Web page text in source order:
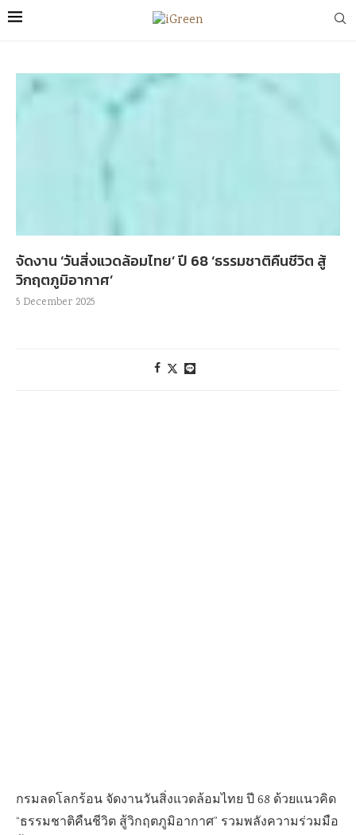
จัดงาน ‘วันสิ่งแวดล้อมไทย’ ปี 68 ‘ธรรมชาติคืนชีวิต สู้
วิกฤตภูมิอากาศ’
5 December 2025
กรมลดโลกร้อน จัดงานวันสิ่งแวดล้อมไทย ปี 68 ด้วยแนวคิด
“ธรรมชาติคืนชีวิต สู้วิกฤตภูมิอากาศ” รวมพลังความร่วมมือ